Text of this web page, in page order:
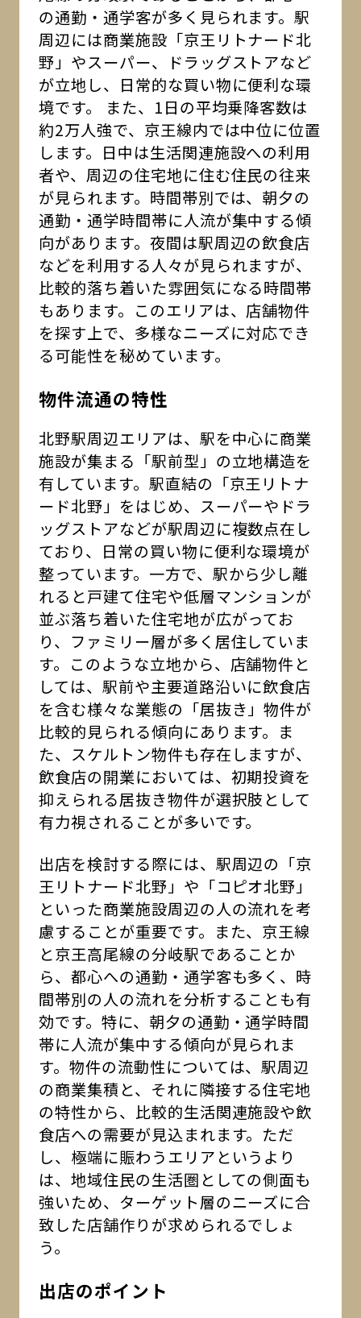
の通勤・通学客が多く見られます。駅
周辺には商業施設「京王リトナード北
野」やスーパー、ドラッグストアなど
が立地し、日常的な買い物に便利な環
境です。 また、1日の平均乗降客数は
約2万人強で、京王線内では中位に位置
します。日中は生活関連施設への利用
者や、周辺の住宅地に住む住民の往来
が見られます。時間帯別では、朝夕の
通勤・通学時間帯に人流が集中する傾
向があります。夜間は駅周辺の飲食店
などを利用する人々が見られますが、
比較的落ち着いた雰囲気になる時間帯
もあります。このエリアは、店舗物件
を探す上で、多様なニーズに対応でき
る可能性を秘めています。
物件流通の特性
北野駅周辺エリアは、駅を中心に商業
施設が集まる「駅前型」の立地構造を
有しています。駅直結の「京王リトナ
ード北野」をはじめ、スーパーやドラ
ッグストアなどが駅周辺に複数点在し
ており、日常の買い物に便利な環境が
整っています。一方で、駅から少し離
れると戸建て住宅や低層マンションが
並ぶ落ち着いた住宅地が広がってお
り、ファミリー層が多く居住していま
す。このような立地から、店舗物件と
しては、駅前や主要道路沿いに飲食店
を含む様々な業態の「居抜き」物件が
比較的見られる傾向にあります。ま
た、スケルトン物件も存在しますが、
飲食店の開業においては、初期投資を
抑えられる居抜き物件が選択肢として
有力視されることが多いです。
出店を検討する際には、駅周辺の「京
王リトナード北野」や「コピオ北野」
といった商業施設周辺の人の流れを考
慮することが重要です。また、京王線
と京王高尾線の分岐駅であることか
ら、都心への通勤・通学客も多く、時
間帯別の人の流れを分析することも有
効です。特に、朝夕の通勤・通学時間
帯に人流が集中する傾向が見られま
す。物件の流動性については、駅周辺
の商業集積と、それに隣接する住宅地
の特性から、比較的生活関連施設や飲
食店への需要が見込まれます。ただ
し、極端に賑わうエリアというより
は、地域住民の生活圏としての側面も
強いため、ターゲット層のニーズに合
致した店舗作りが求められるでしょ
う。
出店のポイント